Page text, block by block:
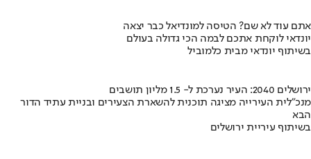
אתם עוד לא שם? הטיסה למונדיאל כבר יצאה
יונדאי לוקחת אתכם לבמה הכי גדולה בעולם
בשיתוף יונדאי מבית כלמוביל
ירושלים 2040: העיר נערכת ל- 1.5 מליון תושבים
מנכ"לית העירייה מציגה תוכנית להשארת הצעירים ובניית עתיד הדור
הבא
בשיתוף עיריית ירושלים